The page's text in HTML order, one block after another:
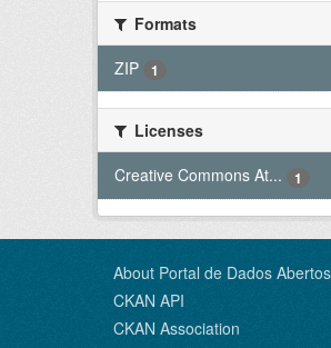
Formats
ZIP
1
Licenses
Creative Commons At...
1
About Portal de Dados
CKAN API
CKAN Association